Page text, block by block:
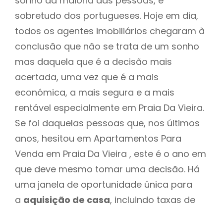
sobretudo dos portugueses. Hoje em dia,
todos os agentes imobiliários chegaram à
conclusão que não se trata de um sonho
mas daquela que é a decisão mais
acertada, uma vez que é a mais
económica, a mais segura e a mais
rentável especialmente em Praia Da Vieira.
Se foi daquelas pessoas que, nos últimos
anos, hesitou em Apartamentos Para
Venda em Praia Da Vieira , este é o ano em
que deve mesmo tomar uma decisão. Há
uma janela de oportunidade única para
a aquisição de casa, incluindo taxas de